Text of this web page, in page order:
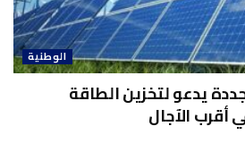
الوطنية
يدعو لتخزين الطاقة
أقرب الآجال